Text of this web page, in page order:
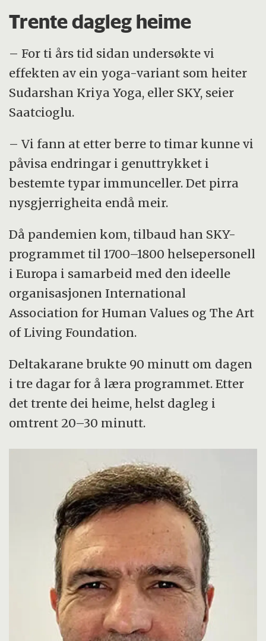
Trente dagleg heime
– For ti års tid sidan undersøkte vi
effekten av ein yoga-variant som heiter
Sudarshan Kriya Yoga, eller SKY, seier
Saatcioglu.
– Vi fann at etter berre to timar kunne vi
påvisa endringar i genuttrykket i
bestemte typar immunceller. Det pirra
nysgjerrigheita endå meir.
Då pandemien kom, tilbaud han SKY-
programmet til 1700–1800 helsepersonell
i Europa i samarbeid med den ideelle
organisasjonen International
Association for Human Values og The Art
of Living Foundation.
Deltakarane brukte 90 minutt om dagen
i tre dagar for å læra programmet. Etter
det trente dei heime, helst dagleg i
omtrent 20–30 minutt.